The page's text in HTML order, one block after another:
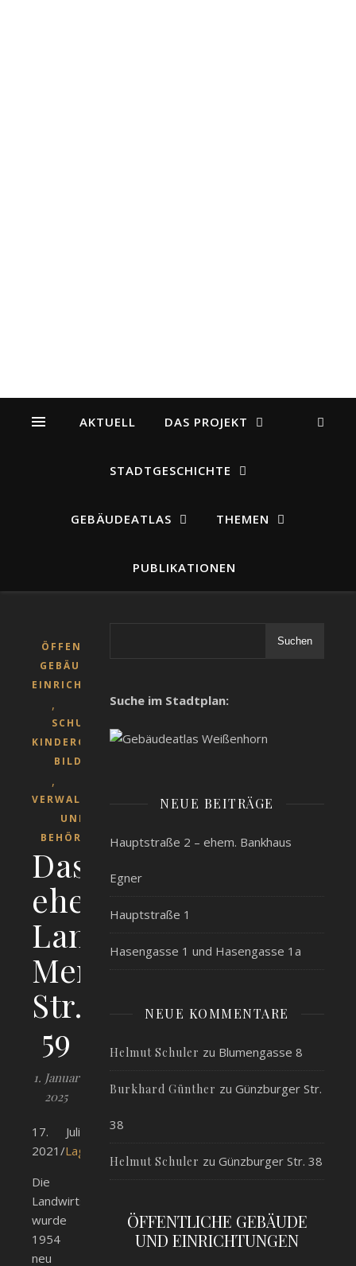
AKTUELL DAS PROJEKT
STADTGESCHICHTE
GEBÄUDEATLAS THEMEN
PUBLIKATIONEN
ÖFFENTLICHE
GEBÄUDE UND
EINRICHTUNGEN
,
SCHULEN,
KINDERGÄRTEN,
BILDUNG
,
VERWALTUNG
UND
BEHÖRDEN
Das
ehem.
Landwirtschaftsamt
Memminger
Str.
59
1. Januar
2025
17. Juli
2021/Lageplan
Die
Landwirtschaftsschule
wurde
1954
neu
Suchen
Suche im Stadtplan:
NEUE BEITRÄGE
Hauptstraße 2 – ehem. Bankhaus
Egner
Hauptstraße 1
Hasengasse 1 und Hasengasse 1a
NEUE KOMMENTARE
Helmut Schuler zu Blumengasse 8
Burkhard Günther zu Günzburger Str.
38
Helmut Schuler zu Günzburger Str. 38
ÖFFENTLICHE GEBÄUDE
UND EINRICHTUNGEN